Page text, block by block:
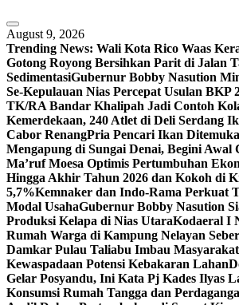
August 9, 2026
Trending News: Wali Kota Rico Waas
Gotong Royong Bersihkan Parit di Jalan
SedimentasiGubernur Bobby Nasution
Se-Kepulauan Nias Percepat Usulan BKP
TK/RA Bandar Khalipah Jadi Contoh
Kemerdekaan, 240 Atlet di Deli Serdang
Cabor RenangPria Pencari Ikan
Mengapung di Sungai Denai, Begini Awal
Ma’ruf Moesa‎ Optimis Pertumbuhan
Hingga Akhir Tahun 2026 dan Kokoh di
5,7%Kemnaker dan Indo-Rama Perkuat
Modal UsahaGubernur Bobby Nasution
Produksi Kelapa di Nias UtaraKodaeral I
Rumah Warga di Kampung Nelayan
Damkar Pulau Taliabu Imbau
Kewaspadaan Potensi Kebakaran Lahan
Gelar Posyandu, Ini Kata Pj Kades Ilyas
Konsumsi Rumah Tangga dan